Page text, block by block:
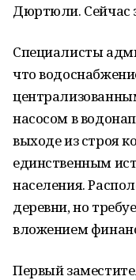
Дюртюли. Сейчас
Специалисты
что
насосом в
выходе из строя
единственным
населения.
деревни, но
вложением
Первый